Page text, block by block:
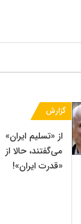
گزارش
از «تسلیم ایران»
می‌گفتند، حالا از
«قدرت ایران»!